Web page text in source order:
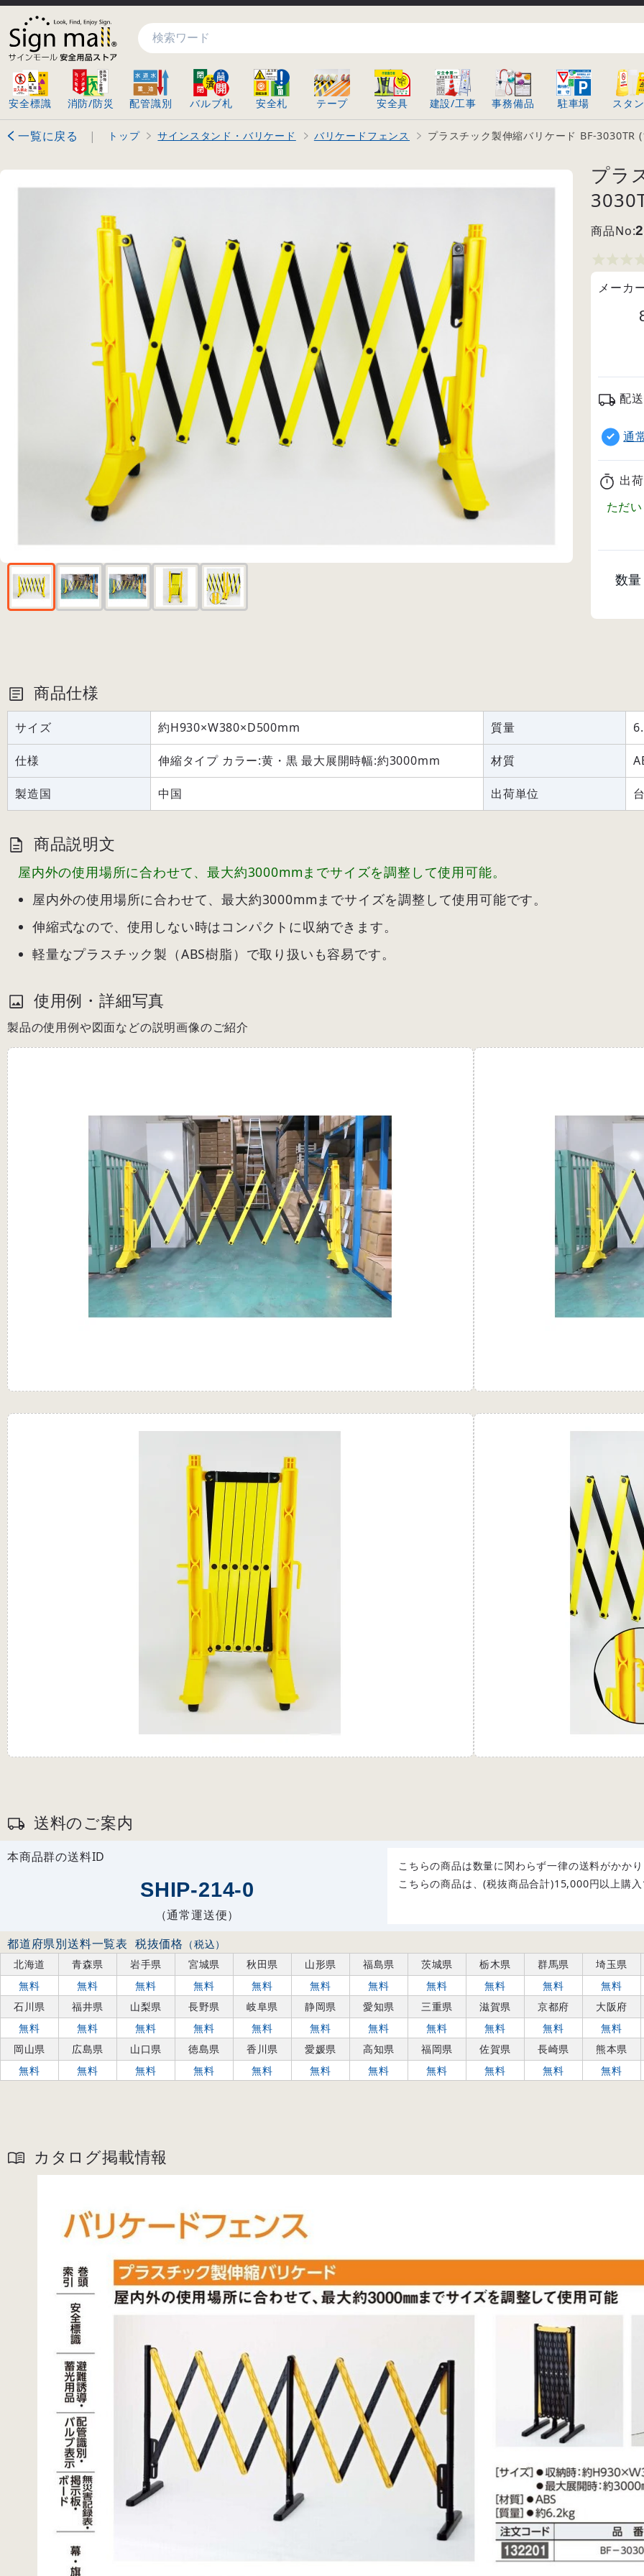
検索
安全標識 消防/防災 配管識別 バルブ札 安全札 テープ 安全具 建設/工事 事務備品 駐車場 スタ
一覧に戻る | トップ サインスタンド・バリケード バリケードフェンス プラスチック製伸縮バリケード BF-3030TR
プラ
商品No:
メーカ
配
通
出
ただ
数量
商品仕様
サイズ 約H930×W380×D500mm 質量
仕様 伸縮タイプ カラー:黄・黒 最大展開時幅:約3000mm 材質
製造国 中国 出荷単位 台
商品説明文
屋内外の使用場所に合わせて、最大約3000mmまでサイズを調整して使用可能。
屋内外の使用場所に合わせて、最大約3000mmまでサイズを調整して使用可能です。
伸縮式なので、使用しない時はコンパクトに収納できます。
軽量なプラスチック製（ABS樹脂）で取り扱いも容易です。
使用例・詳細写真
製品の使用例や図面などの説明画像のご紹介
送料のご案内
本商品群の送料ID
SHIP-214-0
（通常運送便）
こちらの商品は数量に関わらず一律の送料がかかり
こちらの商品は、(税抜商品合計)15,000円以上購入
都道府県別送料一覧表 税抜価格 （税込）
北海道
青森県 岩手県 宮城県 秋田県 山形県 福島県 茨城県 栃木県 群馬県 埼玉県
無料
無料 無料 無料 無料 無料 無料 無料 無料 無料 無料
石川県
福井県 山梨県 長野県 岐阜県 静岡県 愛知県 三重県 滋賀県 京都府 大阪府
無料
無料 無料 無料 無料 無料 無料 無料 無料 無料 無料
岡山県
広島県 山口県 徳島県 香川県 愛媛県 高知県 福岡県 佐賀県 長崎県 熊本県
無料
無料 無料 無料 無料 無料 無料 無料 無料 無料 無料
カタログ掲載情報